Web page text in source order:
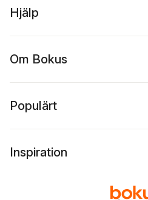
Hjälp
Om Bokus
Populärt
Inspiration